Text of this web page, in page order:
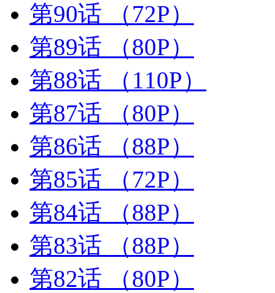
第90话
（72P）
第89话
（80P）
第88话
（110P）
第87话
（80P）
第86话
（88P）
第85话
（72P）
第84话
（88P）
第83话
（88P）
第82话
（80P）